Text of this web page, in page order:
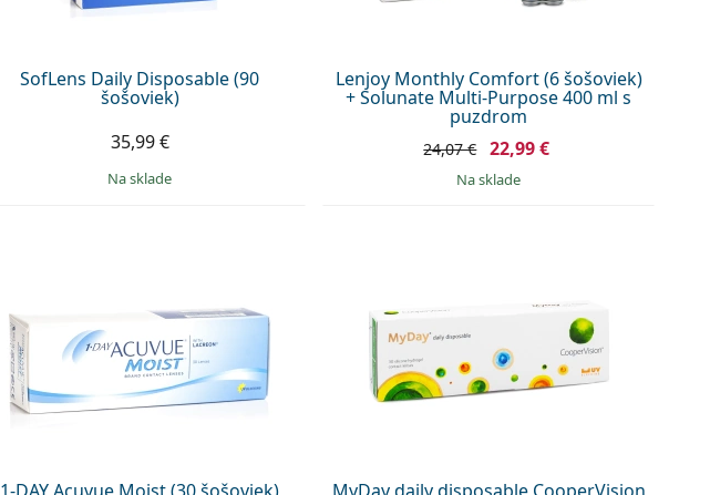
SofLens Daily Disposable (90
šošoviek)
35,99 €
na sklade
Lenjoy Monthly Comfort (6 šošoviek)
+ Solunate Multi-Purpose 400 ml s
puzdrom
24,07 € 22,99 €
na sklade
1-DAY Acuvue Moist (30 šošoviek) MyDay daily disposable CooperVision